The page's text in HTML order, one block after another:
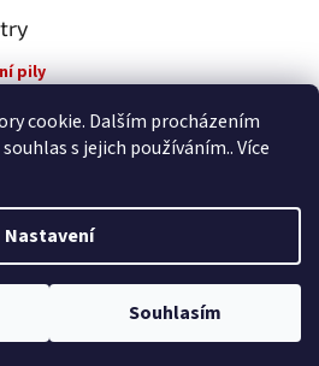
cookie. Dalším procházením
s jejich používáním.. Více
Nastavení
Souhlasím
pily
. Všechna práva vyhrazena.Upravit